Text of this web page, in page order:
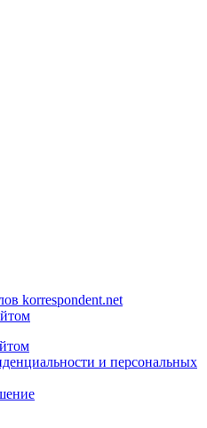
korrespondent.net
и персональных